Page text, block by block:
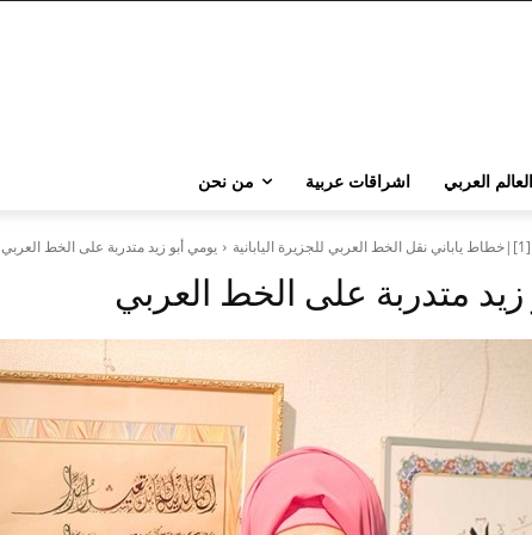
العربي اشراقات عربية من نحن
يومي أبو زيد متدربة على الخط العربي
زيد متدربة على الخط العربي